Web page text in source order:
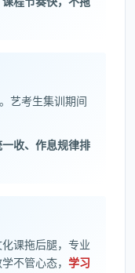
艺考生集训期间
收、作息规律排
课拖后腿，专业
不管心态， 学习